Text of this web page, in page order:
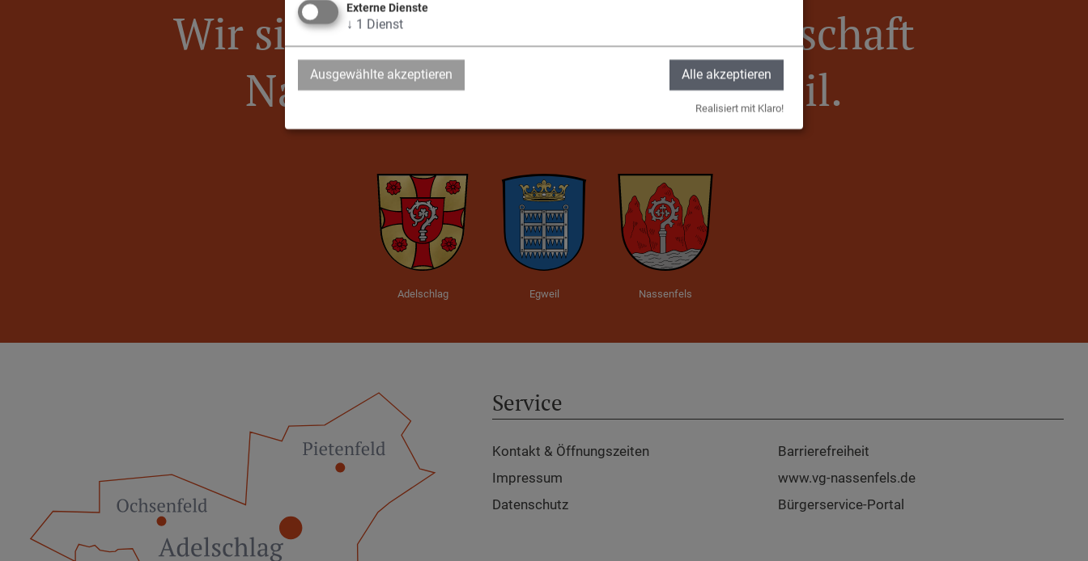
Wir sind die Verwaltungsgemeinschaft
Nassenfels, Adelschlag, Egweil.
Adelschlag Egweil Nassenfels
Service
Kontakt & Öffnungszeiten
Impressum
Datenschutz
Barrierefreiheit
www.vg-nassenfels.de
Bürgerservice-Portal
Externe Dienste
↓ 1 Dienst
Ausgewählte akzeptieren Alle akzeptieren
Realisiert mit Klaro!